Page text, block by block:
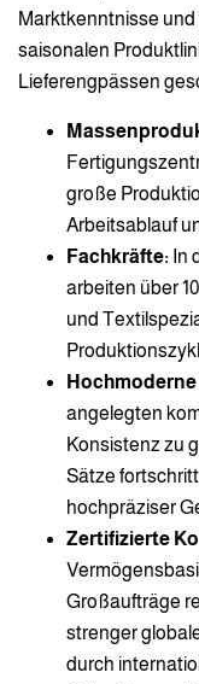
Marktkenntnisse
saisonalen
Lieferengpässen
große
Arbeitsablauf
Fachkräfte: In
arbeiten über
und
angelegten
Konsistenz zu
Sätze
hochpräziser
Zertifizierte
Großaufträge
strenger
durch